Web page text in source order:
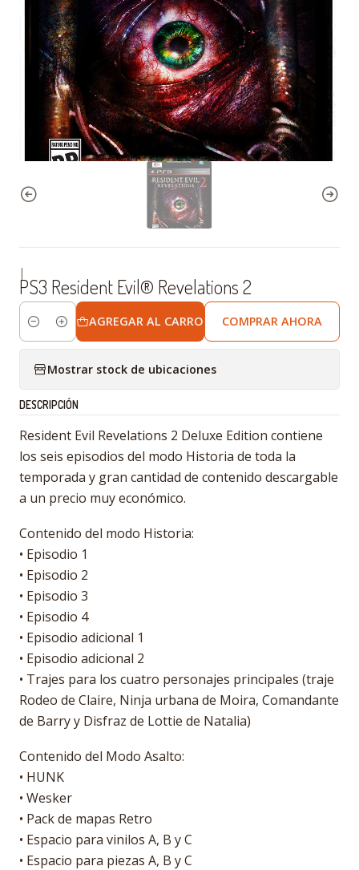
|
PS3 Resident Evil® Revelations 2
Cantidad
AGREGAR AL CARRO COMPRAR AHORA
Mostrar stock de ubicaciones
DESCRIPCIÓN
Resident Evil Revelations 2 Deluxe Edition contiene
los seis episodios del modo Historia de toda la
temporada y gran cantidad de contenido descargable
a un precio muy económico.
Contenido del modo Historia:
• Episodio 1
• Episodio 2
• Episodio 3
• Episodio 4
• Episodio adicional 1
• Episodio adicional 2
• Trajes para los cuatro personajes principales (traje
Rodeo de Claire, Ninja urbana de Moira, Comandante
de Barry y Disfraz de Lottie de Natalia)
Contenido del Modo Asalto:
• HUNK
• Wesker
• Pack de mapas Retro
• Espacio para vinilos A, B y C
• Espacio para piezas A, B y C